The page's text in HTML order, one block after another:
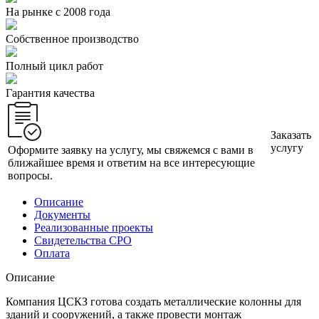
На рынке с 2008 года
Собственное производство
Полный цикл работ
Гарантия качества
Оформите заявку на услугу, мы свяжемся с вами в
ближайшее время и ответим на все интересующие
вопросы.
Заказать
услугу
Описание
Документы
Реализованные проекты
Свидетельства СРО
Оплата
Описание
Компания ЦСКЗ готова создать металлические колонны для
зданий и сооружений, а также провести монтаж